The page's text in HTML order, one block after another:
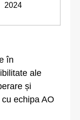
2024
în
ale
și
echipa AO